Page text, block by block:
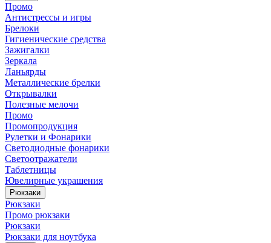
Промо
Антистрессы и игры
Брелоки
Гигиенические средства
Зажигалки
Зеркала
Ланьярды
Металлические брелки
Открывалки
Полезные мелочи
Промо
Промопродукция
Рулетки и Фонарики
Светодиодные фонарики
Светоотражатели
Таблетницы
Ювелирные украшения
Рюкзаки
Рюкзаки
Промо рюкзаки
Рюкзаки
Рюкзаки для ноутбука